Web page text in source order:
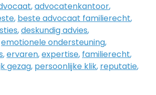
,advocatenkantoor,
, beste advocaat familierecht,
,deskundig advies,
emotionele ondersteuning,
,ervaren,expertise, familierecht,
gezag, persoonlijke klik, reputatie,